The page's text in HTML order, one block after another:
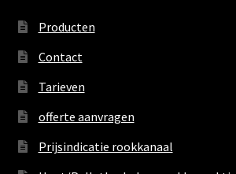
Producten
Contact
Tarieven
offerte aanvragen
Prijsindicatie rookkanaal